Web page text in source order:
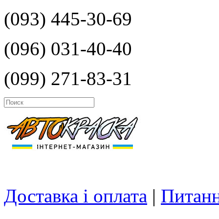
(093) 445-30-69
(096) 031-40-40
(099) 271-83-31
Доставка і оплата |